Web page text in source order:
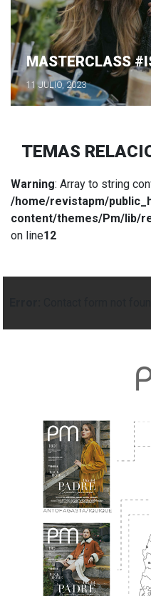
MASTERCLASS
11 JULIO, 2023
TEMAS
Warning: Array to string
/home/revistapm/
content/themes/Pm/lib/
on line12